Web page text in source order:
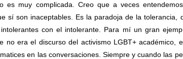
es muy complicada. Creo que a veces
sí son inaceptables. Es la paradoja de la tolerancia,
con el intolerante. Para mí un gran
no era el discurso del activismo LGBT+ académico,
en las conversaciones. Siempre y cuando las